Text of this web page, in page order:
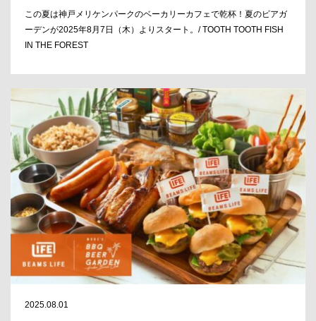
この夏は神戸メリケンパークのベーカリーカフェで乾杯！夏のビアガ
ーデンが2025年8月7日（木）よりスタート。/ TOOTH TOOTH FISH
IN THE FOREST
2025.08.01